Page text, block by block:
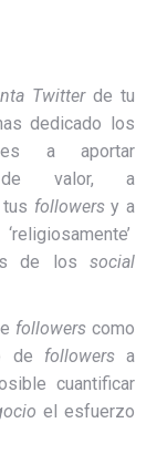
Twitterde tu
dedicado los
a aportar
de valor, a
followersy a
de los social
followers como
de followersa
cuantificar
el esfuerzo